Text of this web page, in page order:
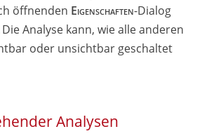
öffnenden Eigenschaften-Dialog
Analyse kann, wie alle anderen
oder unsichtbar geschaltet
Analysen